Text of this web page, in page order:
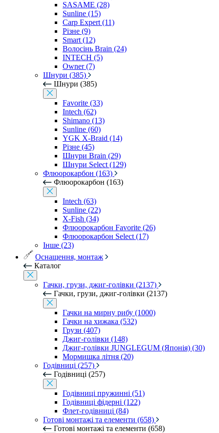
SASAME (28)
Sunline (15)
Carp Expert (11)
Різне (9)
Smart (12)
Волосінь Brain (24)
INTECH (5)
Owner (7)
Шнури (385)
Шнури (385)
Favorite (33)
Intech (62)
Shimano (13)
Sunline (60)
YGK X-Braid (14)
Різне (45)
Шнури Brain (29)
Шнури Select (129)
Флюорокарбон (163)
Флюорокарбон (163)
Intech (63)
Sunline (22)
X-Fish (34)
Флюорокарбон Favorite (26)
Флюорокарбон Select (17)
Інше (23)
Оснащення, монтаж
Каталог
Гачки, грузи, джиг-голівки (2137)
Гачки, грузи, джиг-голівки (2137)
Гачки на мирну рибу (1000)
Гачки на хижака (532)
Грузи (407)
Джиг-голівки (148)
Джиг-голівки JUNGLEGUM (Японія) (30)
Мормишка літня (20)
Годівниці (257)
Годівниці (257)
Годівниці пружинні (51)
Годівниці фідерні (122)
Флет-годівниці (84)
Готові монтажі та елементи (658)
Готові монтажі та елементи (658)